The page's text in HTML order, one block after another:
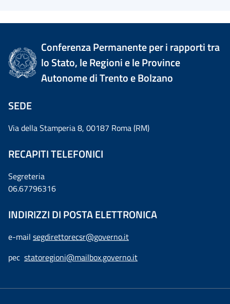
Conferenza Permanente per i rapporti tra
lo Stato, le Regioni e le Province
Autonome di Trento e Bolzano
SEDE
Via della Stamperia 8, 00187 Roma (RM)
RECAPITI TELEFONICI
Segreteria
06.67796316
INDIRIZZI DI POSTA ELETTRONICA
e-mail segdirettorecsr@governo.it
pec statoregioni@mailbox.governo.it